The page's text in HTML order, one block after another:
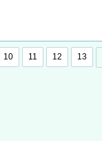
10 11 12 13